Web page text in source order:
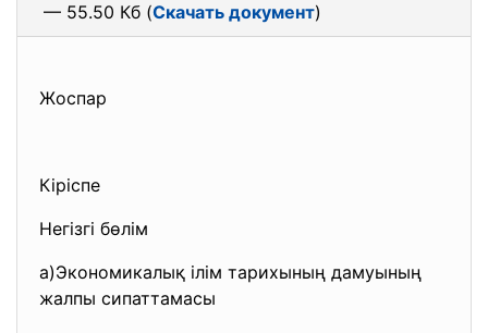
— 55.50 Кб (Скачать документ)
Жоспар
Кіріспе
Негізгі бөлім
a)Экономикалық ілім тарихының дамуының
жалпы сипаттамасы